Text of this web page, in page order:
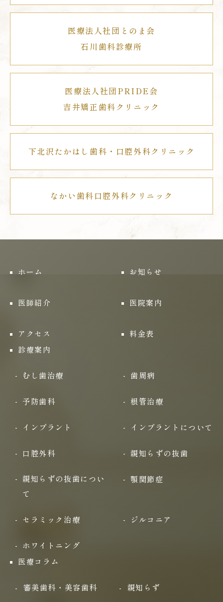
医療法人社団とのま会
石川歯科診療所
医療法人社団PRIDE会
吉井矯正歯科クリニック
下北沢たかはし歯科・口腔外科クリニック
なかい歯科口腔外科クリニック
ホーム お知らせ
医師紹介 医院案内
アクセス 料金表
診療案内
むし歯治療 歯周病
予防歯科 根管治療
インプラント インプラントについて
口腔外科 親知らずの抜歯
親知らずの抜歯につい
て
顎関節症
セラミック治療 ジルコニア
ホワイトニング
医療コラム
審美歯科・美容歯科 親知らず